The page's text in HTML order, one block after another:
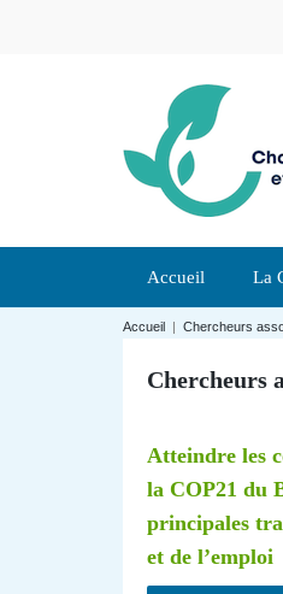
Accueil La
Accueil | Chercheurs
Chercheurs
Atteindre les
la COP21 du
principales
et de l’emploi